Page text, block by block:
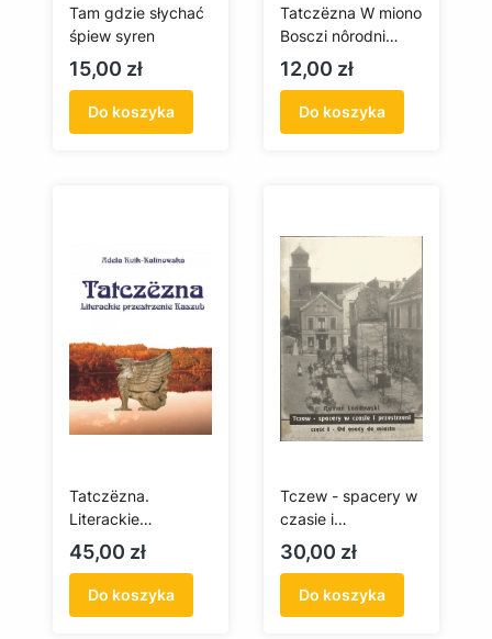
Tam gdzie słychać
śpiew syren
Cena
15,00 zł
Do koszyka
Tatczëzna W miono
Bosczi nôrodni
wzénik
(antykwariat)
Cena
12,00 zł
Do koszyka
Tatczëzna.
Literackie
przestrzenie
Kaszub
Cena
45,00 zł
Do koszyka
Tczew - spacery w
czasie i
przestrzeni. Część
I - Od osady do
miasta
(antykwariat)
Cena
30,00 zł
Do koszyka